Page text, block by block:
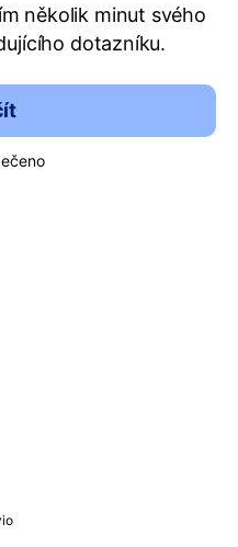
několik minut svého
dotazníku.